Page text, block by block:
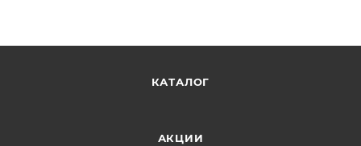
КАТАЛОГ
АКЦИИ